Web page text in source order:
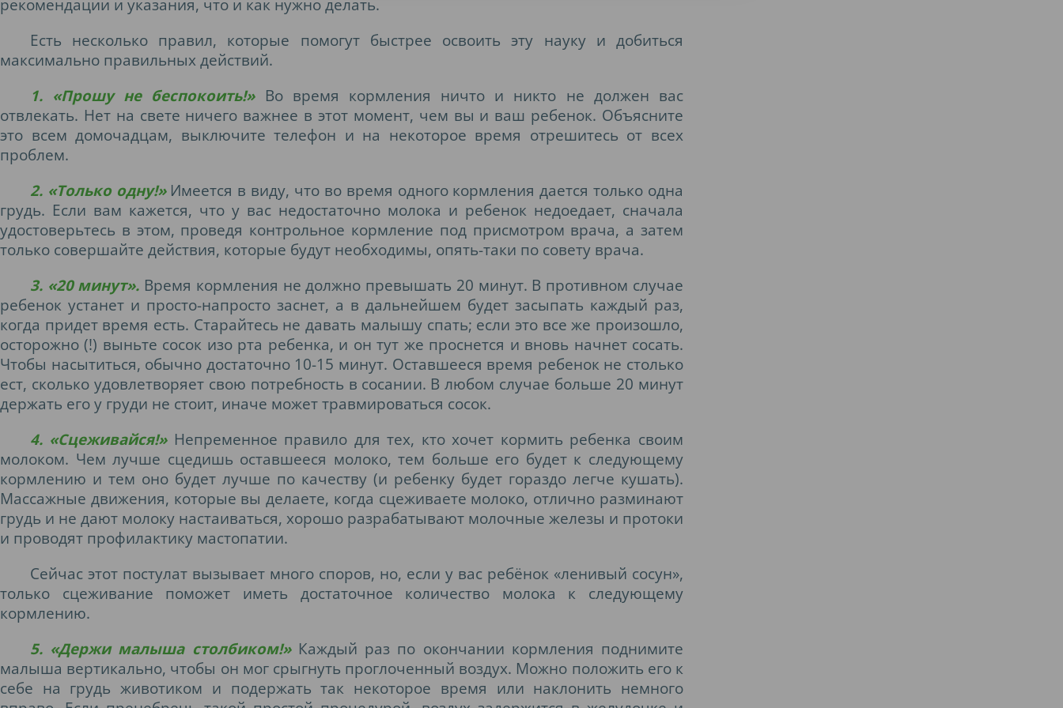
рекомендации и указания, что и как нужно делать.
Есть несколько правил, которые помогут быстрее освоить эту науку и добиться
максимально правильных действий.
1. «Прошу не беспокоить!» Во время кормления ничто и никто не должен вас
отвлекать. Нет на свете ничего важнее в этот момент, чем вы и ваш ребенок. Объясните
это всем домочадцам, выключите телефон и на некоторое время отрешитесь от всех
проблем.
2. «Только одну!» Имеется в виду, что во время одного кормления дается только одна
грудь. Если вам кажется, что у вас недостаточно молока и ребенок недоедает, сначала
удостоверьтесь в этом, проведя контрольное кормление под присмотром врача, а затем
только совершайте действия, которые будут необходимы, опять-таки по совету врача.
3. «20 минут». Время кормления не должно превышать 20 минут. В противном случае
ребенок устанет и просто-напросто заснет, а в дальнейшем будет засыпать каждый раз,
когда придет время есть. Старайтесь не давать малышу спать; если это все же произошло,
осторожно (!) выньте сосок изо рта ребенка, и он тут же проснется и вновь начнет сосать.
Чтобы насытиться, обычно достаточно 10-15 минут. Оставшееся время ребенок не столько
ест, сколько удовлетворяет свою потребность в сосании. В любом случае больше 20 минут
держать его у груди не стоит, иначе может травмироваться сосок.
4. «Сцеживайся!» Непременное правило для тех, кто хочет кормить ребенка своим
молоком. Чем лучше сцедишь оставшееся молоко, тем больше его будет к следующему
кормлению и тем оно будет лучше по качеству (и ребенку будет гораздо легче кушать).
Массажные движения, которые вы делаете, когда сцеживаете молоко, отлично разминают
грудь и не дают молоку настаиваться, хорошо разрабатывают молочные железы и протоки
и проводят профилактику мастопатии.
Сейчас этот постулат вызывает много споров, но, если у вас ребёнок «ленивый сосун»,
только сцеживание поможет иметь достаточное количество молока к следующему
кормлению.
5. «Держи малыша столбиком!» Каждый раз по окончании кормления поднимите
малыша вертикально, чтобы он мог срыгнуть проглоченный воздух. Можно положить его к
себе на грудь животиком и подержать так некоторое время или наклонить немного